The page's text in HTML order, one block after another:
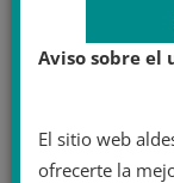
Aviso sobre el
El sitio web
ofrecerte la